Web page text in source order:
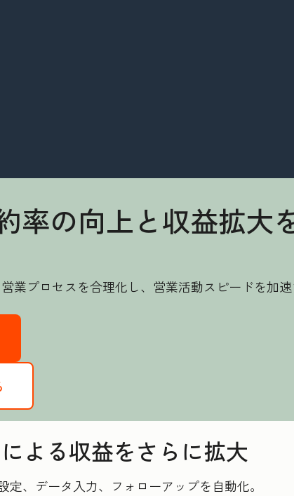
率の向上と収益拡大
業プロセスを合理化し、営業活動スピードを加速
よる収益をさらに拡大
定、データ入力、フォローアップを自動化。